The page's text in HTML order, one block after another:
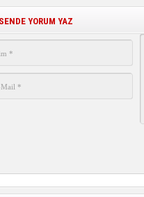
SENDE YORUM YAZ